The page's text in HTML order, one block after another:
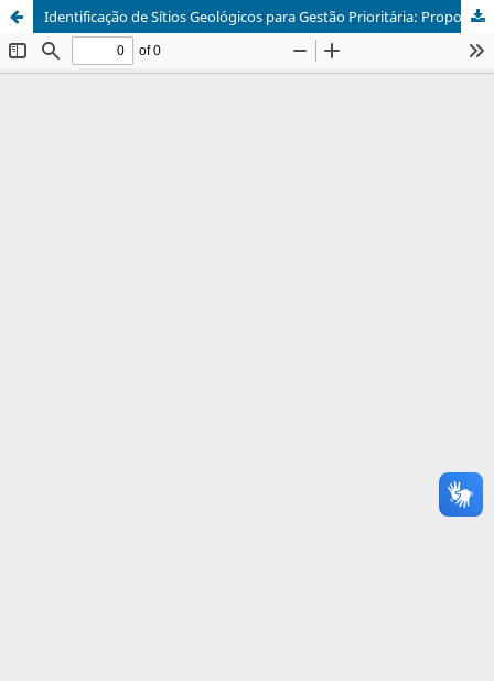
Identificação de Sítios Geológicos para Gestão Prioritária: Propostas para a Geoconservação no Domínio Ceará Central, Nordeste do Brasil